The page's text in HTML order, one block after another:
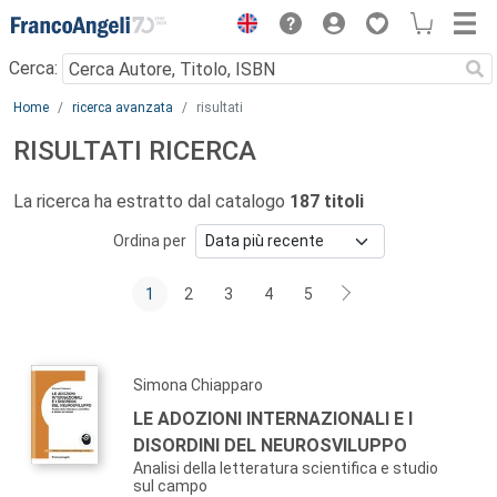
Menu
Cerca:
Main content
Home ricerca avanzata risultati
RISULTATI RICERCA
La ricerca ha estratto dal catalogo 187 titoli
Ordina per
1 2 3 4 5
Simona Chiapparo
LE ADOZIONI INTERNAZIONALI E I
DISORDINI DEL NEUROSVILUPPO
Analisi della letteratura scientifica e studio
sul campo